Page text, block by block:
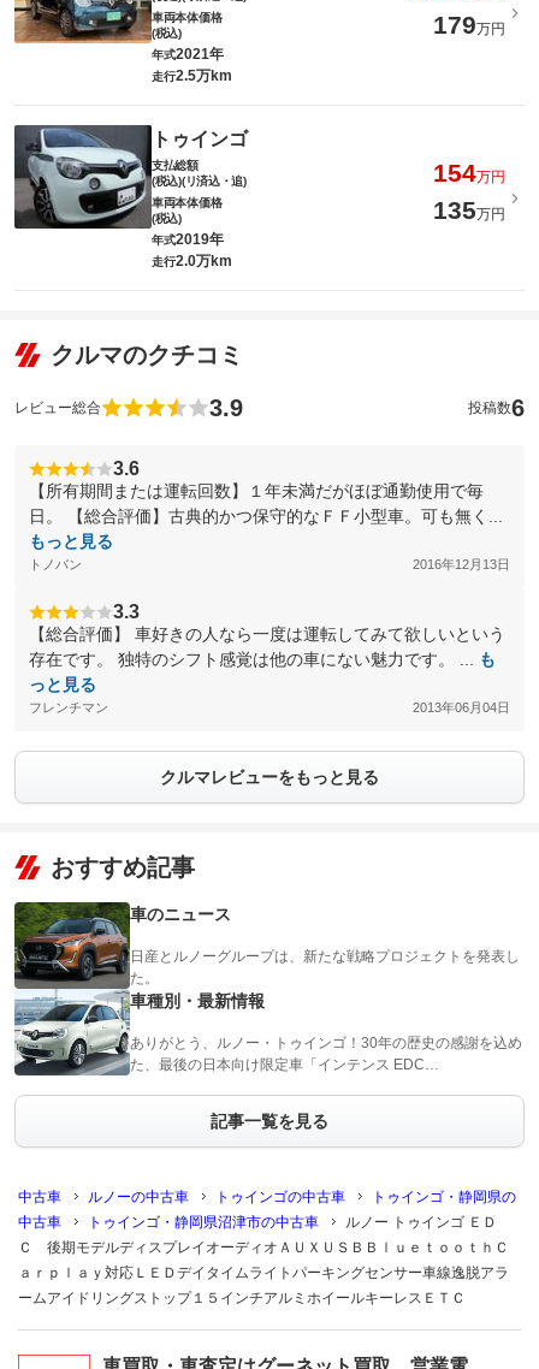
車両本体価格
(税込)
179万円
年式2021年
走行2.5万km
トゥインゴ
支払総額
(税込)(リ済込・追)
154万円
車両本体価格
(税込)
135万円
年式2019年
走行2.0万km
クルマのクチコミ
レビュー総合 3.9 投稿数6
3.6
【所有期間または運転回数】１年未満だがほぼ通勤使用で毎
日。 【総合評価】古典的かつ保守的なＦＦ小型車。可も無く...
もっと見る
トノバン 2016年12月13日
3.3
【総合評価】 車好きの人なら一度は運転してみて欲しいという
存在です。 独特のシフト感覚は他の車にない魅力です。 ...
も
っと見る
フレンチマン 2013年06月04日
クルマレビューをもっと見る
おすすめ記事
車のニュース
日産とルノーグループは、新たな戦略プロジェクトを発表し
た。
車種別・最新情報
ありがとう、ルノー・トゥインゴ！30年の歴史の感謝を込め
た、最後の日本向け限定車「インテンス EDC…
記事一覧を見る
中古車 ルノーの中古車 トゥインゴの中古車
トゥインゴ・静岡県の
中古車
トゥインゴ・静岡県沼津市の中古車
ルノー トゥインゴ ＥＤ
Ｃ 後期モデルディスプレイオーディオＡＵＸＵＳＢＢｌｕｅｔｏｏｔｈＣ
ａｒｐｌａｙ対応ＬＥＤデイタイムライトパーキングセンサー車線逸脱アラ
ームアイドリングストップ１５インチアルミホイールキーレスＥＴＣ